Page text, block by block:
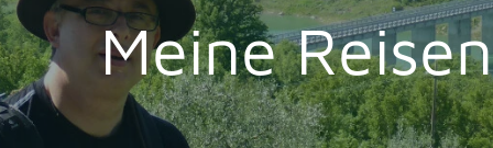
Meine Reisen